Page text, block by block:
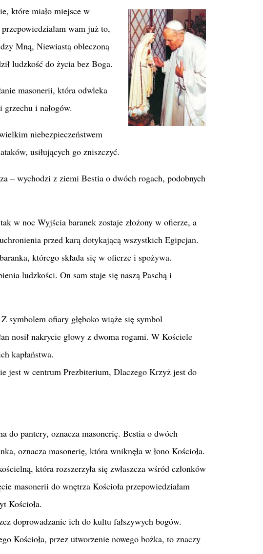
które miało miejsce w
wam już to,
Mną, Niewiastą obleczoną
ludzkość do życia bez Boga.
masonerii, która odwleka
i nałogów.
niebezpieczeństwem
usiłujących go zniszczyć.
– wychodzi z ziemi Bestia o dwóch rogach, podobnych
w noc Wyjścia baranek zostaje złożony w ofierze, a
przed karą dotykającą wszystkich Egipcjan.
którego składa się w ofierze i spożywa.
ludzkości. On sam staje się naszą Paschą i
symbolem ofiary głęboko wiąże się symbol
nosił nakrycie głowy z dwoma rogami. W Kościele
kapłaństwa.
jest w centrum Prezbiterium, Dlaczego Krzyż jest do
do pantery, oznacza masonerię. Bestia o dwóch
oznacza masonerię, która wniknęła w łono Kościoła.
która rozszerzyła się zwłaszcza wśród członków
masonerii do wnętrza Kościoła przepowiedziałam
Kościoła.
doprowadzanie ich do kultu fałszywych bogów.
Kościoła, przez utworzenie nowego bożka, to znaczy